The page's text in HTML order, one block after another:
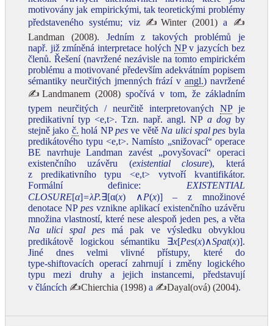
motivovány jak empirickými, tak teoretickými problémy
představeného systému; viz ✍Winter (2001)a ✍
Landman (2008). Jedním z takových problémů je
např. již zmíněná interpretace holých NPv jazycích bez
členů. Řešení (navržené nezávisle na tomto empirickém
problému a motivované především adekvátním popisem
sémantiky neurčitých jmenných frází v angl.) navržené
✍Landmanem (2008) spočívá v tom, že základním
typem neurčitých / neurčitě interpretovaných NPje
predikativní typ <e,t>. Tzn. např. angl. NP a dogby
stejně jako č. holá NPpesve větě Na ulici spal pes byla
predikátového typu <e,t>. Namísto „snižovací“ operace
BE navrhuje Landman zavést „povyšovací“ operaci
existenčního uzávěru (existential closure), která
z predikativního typu <e,t> vytvoří kvantifikátor.
Formální definice: EXISTENTIAL
CLOSURE[α]=λP.∃[α(x) ∧P(x)] – z množinové
denotace NPpes vznikne aplikací existenčního uzávěru
množina vlastností, které nese alespoň jeden pes, a věta
Na ulici spal pes má pak ve výsledku obvyklou
predikátově logickou sémantiku ∃x[Pes(x)∧Spat(x)].
Jiné dnes velmi vlivné přístupy, které do
type‑shiftovacích operací zahrnují i změny logického
typu mezi druhy a jejich instancemi, představují
v článcích ✍Chierchia (1998) a ✍Dayal(ová) (2004).